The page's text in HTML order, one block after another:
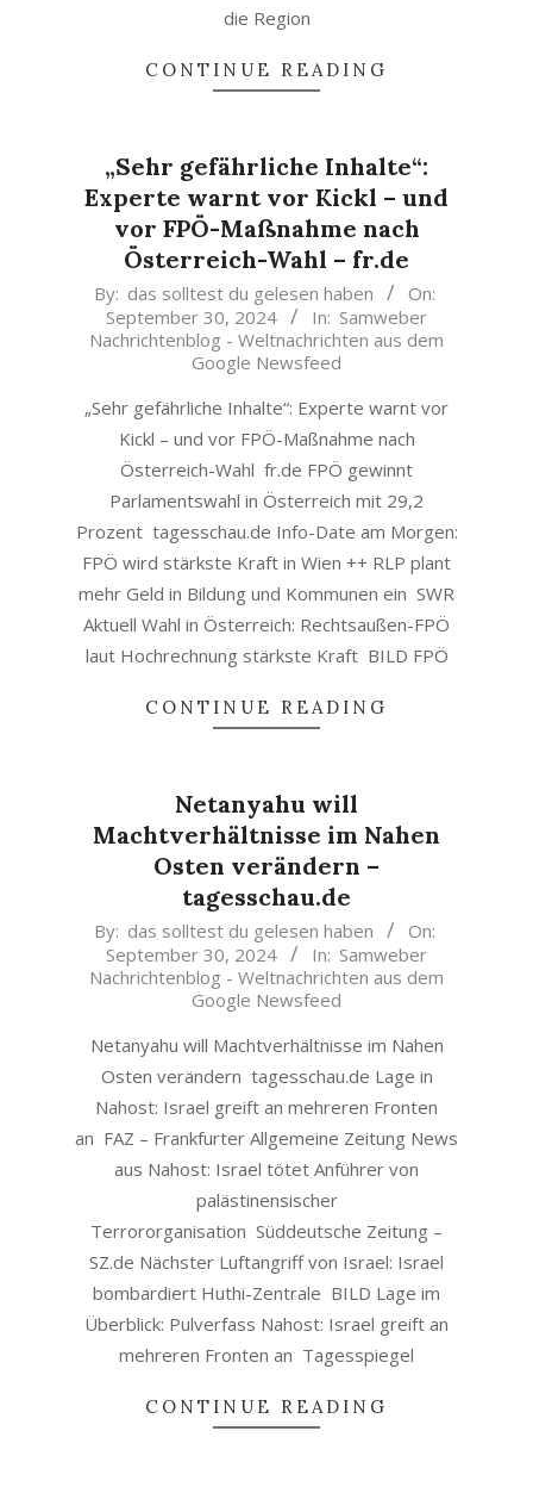
die Region
CONTINUE READING
„Sehr gefährliche Inhalte“:
Experte warnt vor Kickl – und
vor FPÖ-Maßnahme nach
Österreich-Wahl – fr.de
2024-
30
By: das solltest du gelesen haben
On:
September 30, 2024
In: Samweber
Nachrichtenblog - Weltnachrichten aus dem
Google Newsfeed
„Sehr gefährliche Inhalte“: Experte warnt vor
Kickl – und vor FPÖ-Maßnahme nach
Österreich-Wahl fr.de FPÖ gewinnt
Parlamentswahl in Österreich mit 29,2
Prozent tagesschau.de Info-Date am Morgen:
FPÖ wird stärkste Kraft in Wien ++ RLP plant
mehr Geld in Bildung und Kommunen ein SWR
Aktuell Wahl in Österreich: Rechtsaußen-FPÖ
laut Hochrechnung stärkste Kraft BILD FPÖ
CONTINUE READING
Netanyahu will
Machtverhältnisse im Nahen
Osten verändern –
tagesschau.de
2024-
30
By: das solltest du gelesen haben
On:
September 30, 2024
In: Samweber
Nachrichtenblog - Weltnachrichten aus dem
Google Newsfeed
Netanyahu will Machtverhältnisse im Nahen
Osten verändern tagesschau.de Lage in
Nahost: Israel greift an mehreren Fronten
an FAZ – Frankfurter Allgemeine Zeitung News
aus Nahost: Israel tötet Anführer von
palästinensischer
Terrororganisation Süddeutsche Zeitung –
SZ.de Nächster Luftangriff von Israel: Israel
bombardiert Huthi-Zentrale BILD Lage im
Überblick: Pulverfass Nahost: Israel greift an
mehreren Fronten an Tagesspiegel
CONTINUE READING